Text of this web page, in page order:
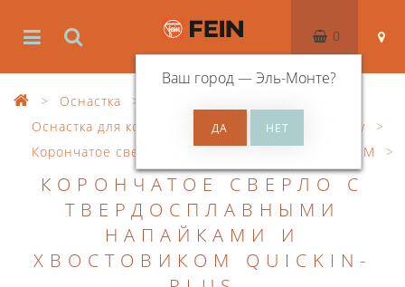
Ваш город —Эль-Монте?
0
Оснастка
Оснастка для корончатого сверления по металлу
Корончатое сверло с ручным управлением
HM
КОРОНЧАТОЕ СВЕРЛО С
ТВЕРДОСПЛАВНЫМИ
НАПАЙКАМИ И
ХВОСТОВИКОМ QUICKIN-